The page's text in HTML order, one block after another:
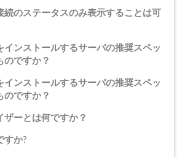
続のステータスのみ表示することは可
インストールするサーバの推奨スペッ
のですか？
インストールするサーバの推奨スペッ
のですか？
ザーとは何ですか？
すか?